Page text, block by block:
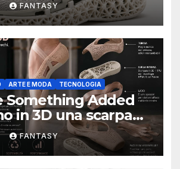
FANTASY
ARTE E MODA TECNOLOGIA
Something Added
in 3D una scarpa
modulare
per durare cinque
FANTASY